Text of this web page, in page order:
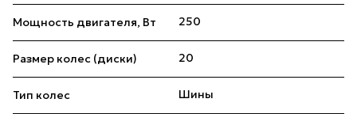
Мощность двигателя, Вт 250
Размер колес (диски) 20
Тип колес Шины